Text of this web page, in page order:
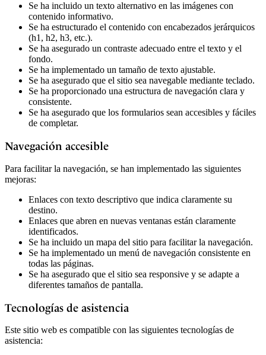
Se ha incluido un texto alternativo en las imágenes con
contenido informativo.
Se ha estructurado el contenido con encabezados jerárquicos
(h1, h2, h3, etc.).
Se ha asegurado un contraste adecuado entre el texto y el
fondo.
Se ha implementado un tamaño de texto ajustable.
Se ha asegurado que el sitio sea navegable mediante teclado.
Se ha proporcionado una estructura de navegación clara y
consistente.
Se ha asegurado que los formularios sean accesibles y fáciles
de completar.
Navegación accesible
Para facilitar la navegación, se han implementado las siguientes
mejoras:
Enlaces con texto descriptivo que indica claramente su
destino.
Enlaces que abren en nuevas ventanas están claramente
identificados.
Se ha incluido un mapa del sitio para facilitar la navegación.
Se ha implementado un menú de navegación consistente en
todas las páginas.
Se ha asegurado que el sitio sea responsive y se adapte a
diferentes tamaños de pantalla.
Tecnologías de asistencia
Este sitio web es compatible con las siguientes tecnologías de
asistencia: